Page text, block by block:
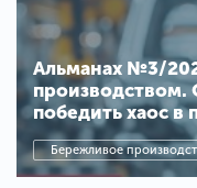
Альманах №3/
производством.
победить хаос в
Бережливое